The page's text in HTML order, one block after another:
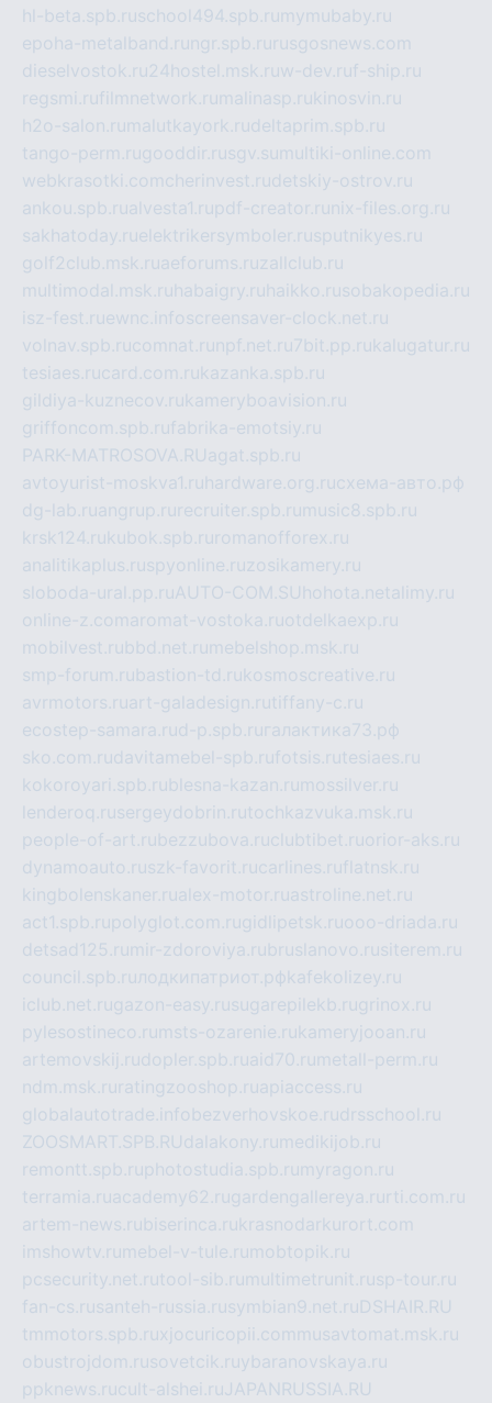
hl-beta.spb.ruschool494.spb.ru mymubaby.ru
epoha-metalband.ru ngr.spb.ru rusgosnews.com
dieselvostok.ru24hostel.msk.ruw-dev.ruf-ship.ru
regsmi.rufilmnetwork.ru malinasp.rukinosvin.ru
h2o-salon.ru malutkayork.rudeltaprim.spb.ru
tango-perm.rugooddir.rusgv.su multiki-online.com
webkrasotki.comcherinvest.rudetskiy-ostrov.ru
ankou.spb.rualvesta1.rupdf-creator.ru nix-files.org.ru
sakhatoday.ruelektrikersymboler.rusputnikyes.ru
golf2club.msk.ruaeforums.ruzallclub.ru
multimodal.msk.ru habaigry.ru haikko.rusobakopedia.ru
isz-fest.ruewnc.infoscreensaver-clock.net.ru
volnav.spb.rucomnat.ru npf.net.ru 7bit.pp.rukalugatur.ru
tesiaes.rucard.com.rukazanka.spb.ru
gildiya-kuznecov.rukameryboavision.ru
griffoncom.spb.rufabrika-emotsiy.ru
PARK-MATROSOVA.RUagat.spb.ru
avtoyurist-moskva1.ru hardware.org.ruсхема-авто.рф
dg-lab.ruangrup.ru recruiter.spb.ru music8.spb.ru
krsk124.rukubok.spb.ru romanofforex.ru
analitikaplus.ruspyonline.ruzosikamery.ru
sloboda-ural.pp.ruAUTO-COM.SU hohota.net alimy.ru
online-z.comaromat-vostoka.ruotdelkaexp.ru
mobilvest.rubbd.net.ru mebelshop.msk.ru
smp-forum.rubastion-td.rukosmoscreative.ru
avrmotors.ruart-galadesign.rutiffany-c.ru
ecostep-samara.rud-p.spb.ru галактика73.рф
sko.com.rudavitamebel-spb.rufotsis.rutesiaes.ru
kokoroyari.spb.rublesna-kazan.ru mossilver.ru
lenderoq.rusergeydobrin.rutochkazvuka.msk.ru
people-of-art.rubezzubova.ruclubtibet.ruorior-aks.ru
dynamoauto.ruszk-favorit.rucarlines.ruflatnsk.ru
kingbolenskaner.rualex-motor.ruastroline.net.ru
act1.spb.rupolyglot.com.rugidlipetsk.ruooo-driada.ru
detsad125.ru mir-zdoroviya.rubruslanovo.rusiterem.ru
council.spb.ruлодкипатриот.рфkafekolizey.ru
iclub.net.rugazon-easy.rusugarepilekb.rugrinox.ru
pylesostineco.ru msts-ozarenie.rukameryjooan.ru
artemovskij.rudopler.spb.ruaid70.ru metall-perm.ru
ndm.msk.ru ratingzooshop.ruapiaccess.ru
globalautotrade.info bezverhovskoe.rudrsschool.ru
ZOOSMART.SPB.RUdalakony.ru medikijob.ru
remontt.spb.ruphotostudia.spb.ru myragon.ru
terramia.ruacademy62.rugardengallereya.ru rti.com.ru
artem-news.rubiserinca.rukrasnodarkurort.com
imshowtv.ru mebel-v-tule.ru mobtopik.ru
pcsecurity.net.rutool-sib.ru multimetrunit.rusp-tour.ru
fan-cs.rusanteh-russia.rusymbian9.net.ruDSHAIR.RU
tmmotors.spb.ruxjocuricopii.com musavtomat.msk.ru
obustrojdom.rusovetcik.ruybaranovskaya.ru
ppknews.rucult-alshei.ruJAPANRUSSIA.RU